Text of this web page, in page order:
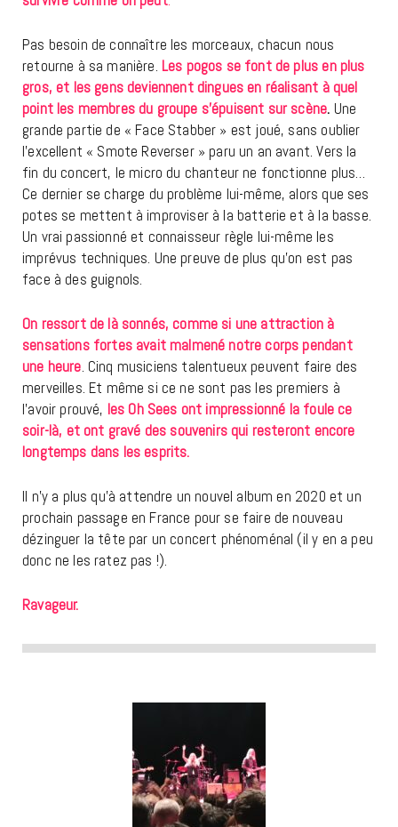
Pas besoin de connaître les morceaux, chacun nous
retourne à sa manière. Les pogos se font de plus en plus
gros, et les gens deviennent dingues en réalisant à quel
point les membres du groupe s’épuisent sur scène. Une
grande partie de « Face Stabber » est joué, sans oublier
l’excellent « Smote Reverser » paru un an avant. Vers la
fin du concert, le micro du chanteur ne fonctionne plus…
Ce dernier se charge du problème lui-même, alors que ses
potes se mettent à improviser à la batterie et à la basse.
Un vrai passionné et connaisseur règle lui-même les
imprévus techniques. Une preuve de plus qu’on est pas
face à des guignols.
On ressort de là sonnés, comme si une attraction à
sensations fortes avait malmené notre corps pendant
une heure. Cinq musiciens talentueux peuvent faire des
merveilles. Et même si ce ne sont pas les premiers à
l’avoir prouvé, les Oh Sees ont impressionné la foule ce
soir-là, et ont gravé des souvenirs qui resteront encore
longtemps dans les esprits.
Il n’y a plus qu’à attendre un nouvel album en 2020 et un
prochain passage en France pour se faire de nouveau
dézinguer la tête par un concert phénoménal (il y en a peu
donc ne les ratez pas !).
Ravageur.